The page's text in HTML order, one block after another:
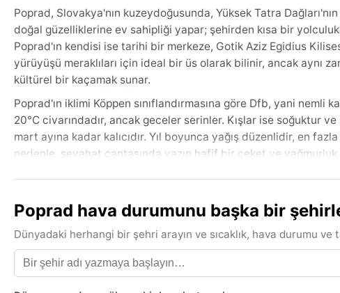
Poprad, Slovakya'nın kuzeydoğusunda, Yüksek Tatra
doğal güzelliklerine ev sahipliği yapar; şehirden kısa bir
Poprad'ın kendisi ise tarihi bir merkeze, Gotik Aziz Egidius
yürüyüşü meraklıları için ideal bir üs olarak bilinir, ancak aynı
kültürel bir kaçamak sunar.
Poprad'ın iklimi Köppen sınıflandırmasına göre Dfb, yani nemli
20°C civarındadır, ancak geceler serinler. Kışlar ise soğuktur
mart ayına kadar kalıcıdır. Yıl boyunca yağış düzenlidir, en
nedenle, seyahat çantasında yazın hafif bir ceket ve yağmurluk
ihtimaliyle en dengeli havayı sunar. Kış ayları kayak ve kış
Poprad hava durumunu başka bir
Dünyadaki herhangi bir şehri arayın ve sıcaklık, hava durumu ve